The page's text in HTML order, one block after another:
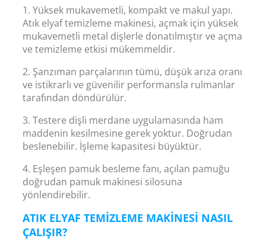
1. Yüksek mukavemetli, kompakt ve makul yapı.
Atık elyaf temizleme makinesi, açmak için yüksek
mukavemetli metal dişlerle donatılmıştır ve açma
ve temizleme etkisi mükemmeldir.
2. Şanzıman parçalarının tümü, düşük arıza oranı
ve istikrarlı ve güvenilir performansla rulmanlar
tarafından döndürülür.
3. Testere dişli merdane uygulamasında ham
maddenin kesilmesine gerek yoktur. Doğrudan
beslenebilir. İşleme kapasitesi büyüktür.
4. Eşleşen pamuk besleme fanı, açılan pamuğu
doğrudan pamuk makinesi silosuna
yönlendirebilir.
ATIK ELYAF TEMIZLEME MAKINESI NASIL
ÇALIŞIR?